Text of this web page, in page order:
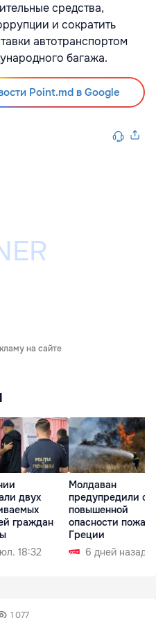
средства,
и сократить
автотранспортом
багажа.
Point.md в Google
на сайте
двух
граждан
18:32
Молдаван
предупредили о
повышенной
опасности
Греции
6 дней назад
1 077